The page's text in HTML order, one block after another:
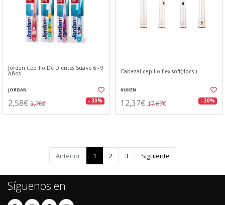
Jordan Cepillo De Dientes Suave 6 - 9
Años
JORDAN
2,58€ 3,70€ - 30%
Cabezal cepillo flexisoft(4pcs.)
KUKEN
12,37€ 17,67€ - 30%
Anterior 1 2 3 Siguiente
Síguenos en: